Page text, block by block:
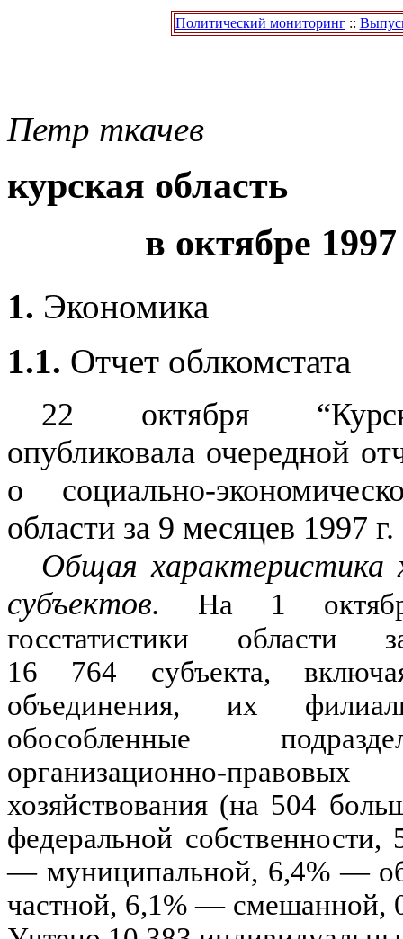
Политический мониторинг::
Петр ткачев
курская область
в октябре 1997
1. Экономика
1.1. Отчет облкомстата
22 октября
опубликовала очередной
о социально-
области за 9 месяцев 1997
Общая характеристика
субъектов. На 1
госстатистики области
16 764 субъекта,
объединения, их
обособленные
организационно-
хозяйствования (на 504
федеральной собственности,
— муниципальной, 6,4% —
частной, 6,1% — смешанной,